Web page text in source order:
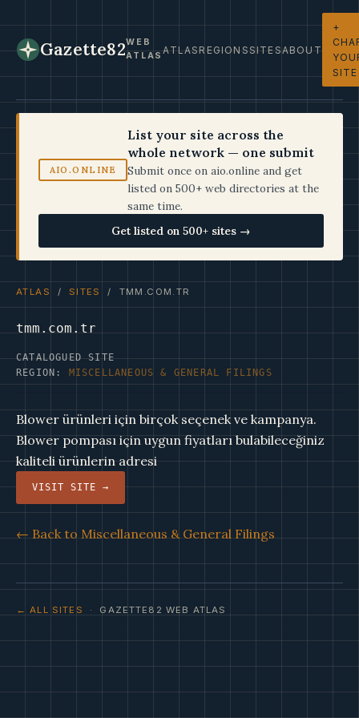
Gazette82WEB
ATLASATLASREGIONSSITESABOUT
+
SITE
AIO.ONLINE
List your site across the
whole network — one submit
Submit once on aio.online and get
listed on 500+ web directories at the
same time.
Get listed on 500+ sites →
ATLAS / SITES / TMM.COM.TR
tmm.com.tr
CATALOGUED SITE
REGION: MISCELLANEOUS & GENERAL FILINGS
Blower ürünleri için birçok seçenek ve kampanya.
Blower pompası için uygun fiyatları bulabileceğiniz
kaliteli ürünlerin adresi
VISIT SITE →
← Back to Miscellaneous & General Filings
← ALL SITES · GAZETTE82 WEB ATLAS